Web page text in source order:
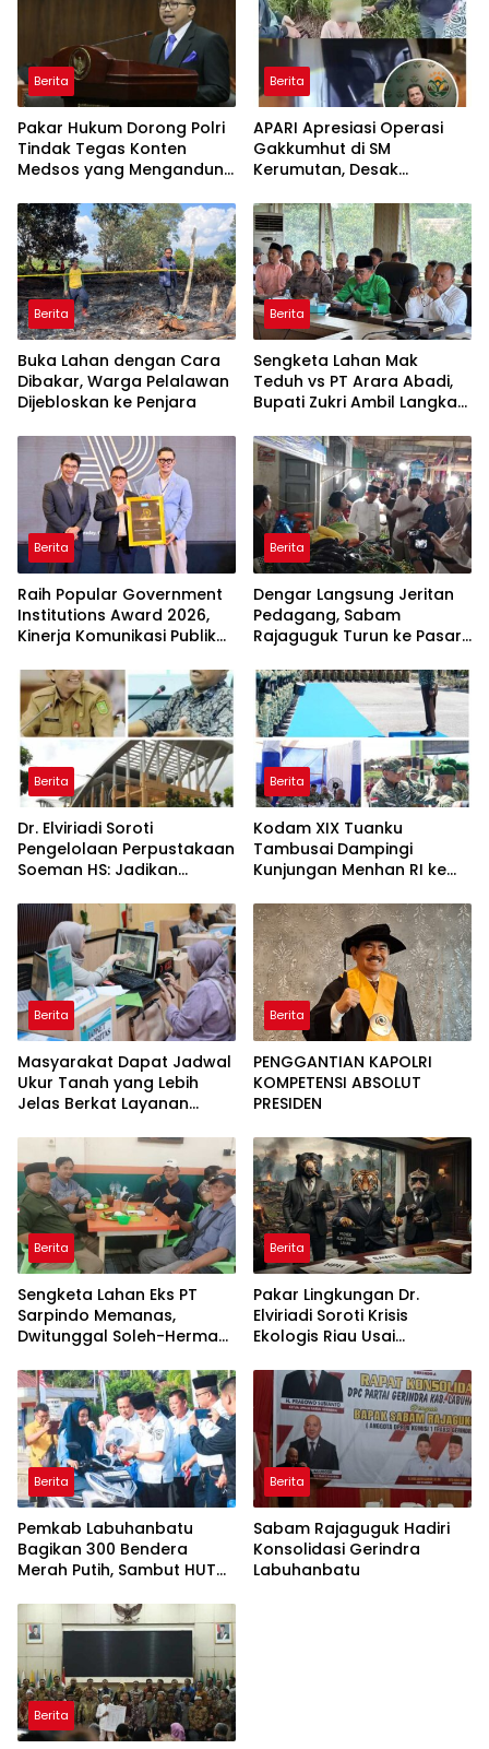
Berita
Pakar Hukum Dorong Polri
Tindak Tegas Konten
Medsos yang Mengandung
Berita
APARI Apresiasi Operasi
Gakkumhut di SM
Kerumutan, Desak
Jaringan Pembalak Liar
Berita
Buka Lahan dengan Cara
Dibakar, Warga Pelalawan
Dijebloskan ke Penjara
Berita
Sengketa Lahan Mak
Teduh vs PT Arara Abadi,
Bupati Zukri Ambil Langkah
Berita
Raih Popular Government
Institutions Award 2026,
Kinerja Komunikasi Publik
Kembali Diakui
Berita
Dengar Langsung Jeritan
Pedagang, Sabam
Rajaguguk Turun ke Pasar
Berita
Dr. Elviriadi Soroti
Pengelolaan Perpustakaan
Soeman HS: Jadikan
Kawah Candradimuka
Intelektual
Berita
Kodam XIX Tuanku
Tambusai Dampingi
Kunjungan Menhan RI ke
Perkuat Pembangunan
Satuan
Berita
Masyarakat Dapat Jadwal
Ukur Tanah yang Lebih
Jelas Berkat Layanan
Berita
PENGGANTIAN KAPOLRI
KOMPETENSI ABSOLUT
PRESIDEN
Berita
Sengketa Lahan Eks PT
Sarpindo Memanas,
Dwitunggal Soleh-Herman
ke Pulau Rupat
Berita
Pakar Lingkungan Dr.
Elviriadi Soroti Krisis
Ekologis Riau Usai
Monyet, Harimau, dan
Beruang Terhadap Warga
Berita
Pemkab Labuhanbatu
Bagikan 300 Bendera
Merah Putih, Sambut HUT
Berita
Sabam Rajaguguk Hadiri
Konsolidasi Gerindra
Labuhanbatu
Berita